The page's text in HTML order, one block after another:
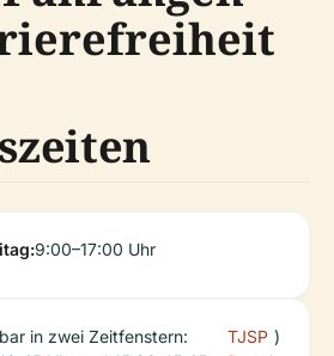
9:00–17:00 Uhr
in zwei Zeitfenstern:
TJSP )